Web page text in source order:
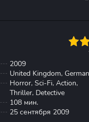
2009
United Kingdom,
Horror, Sci-Fi, Action,
Thriller, Detective
108 мин.
25 сентября 2009